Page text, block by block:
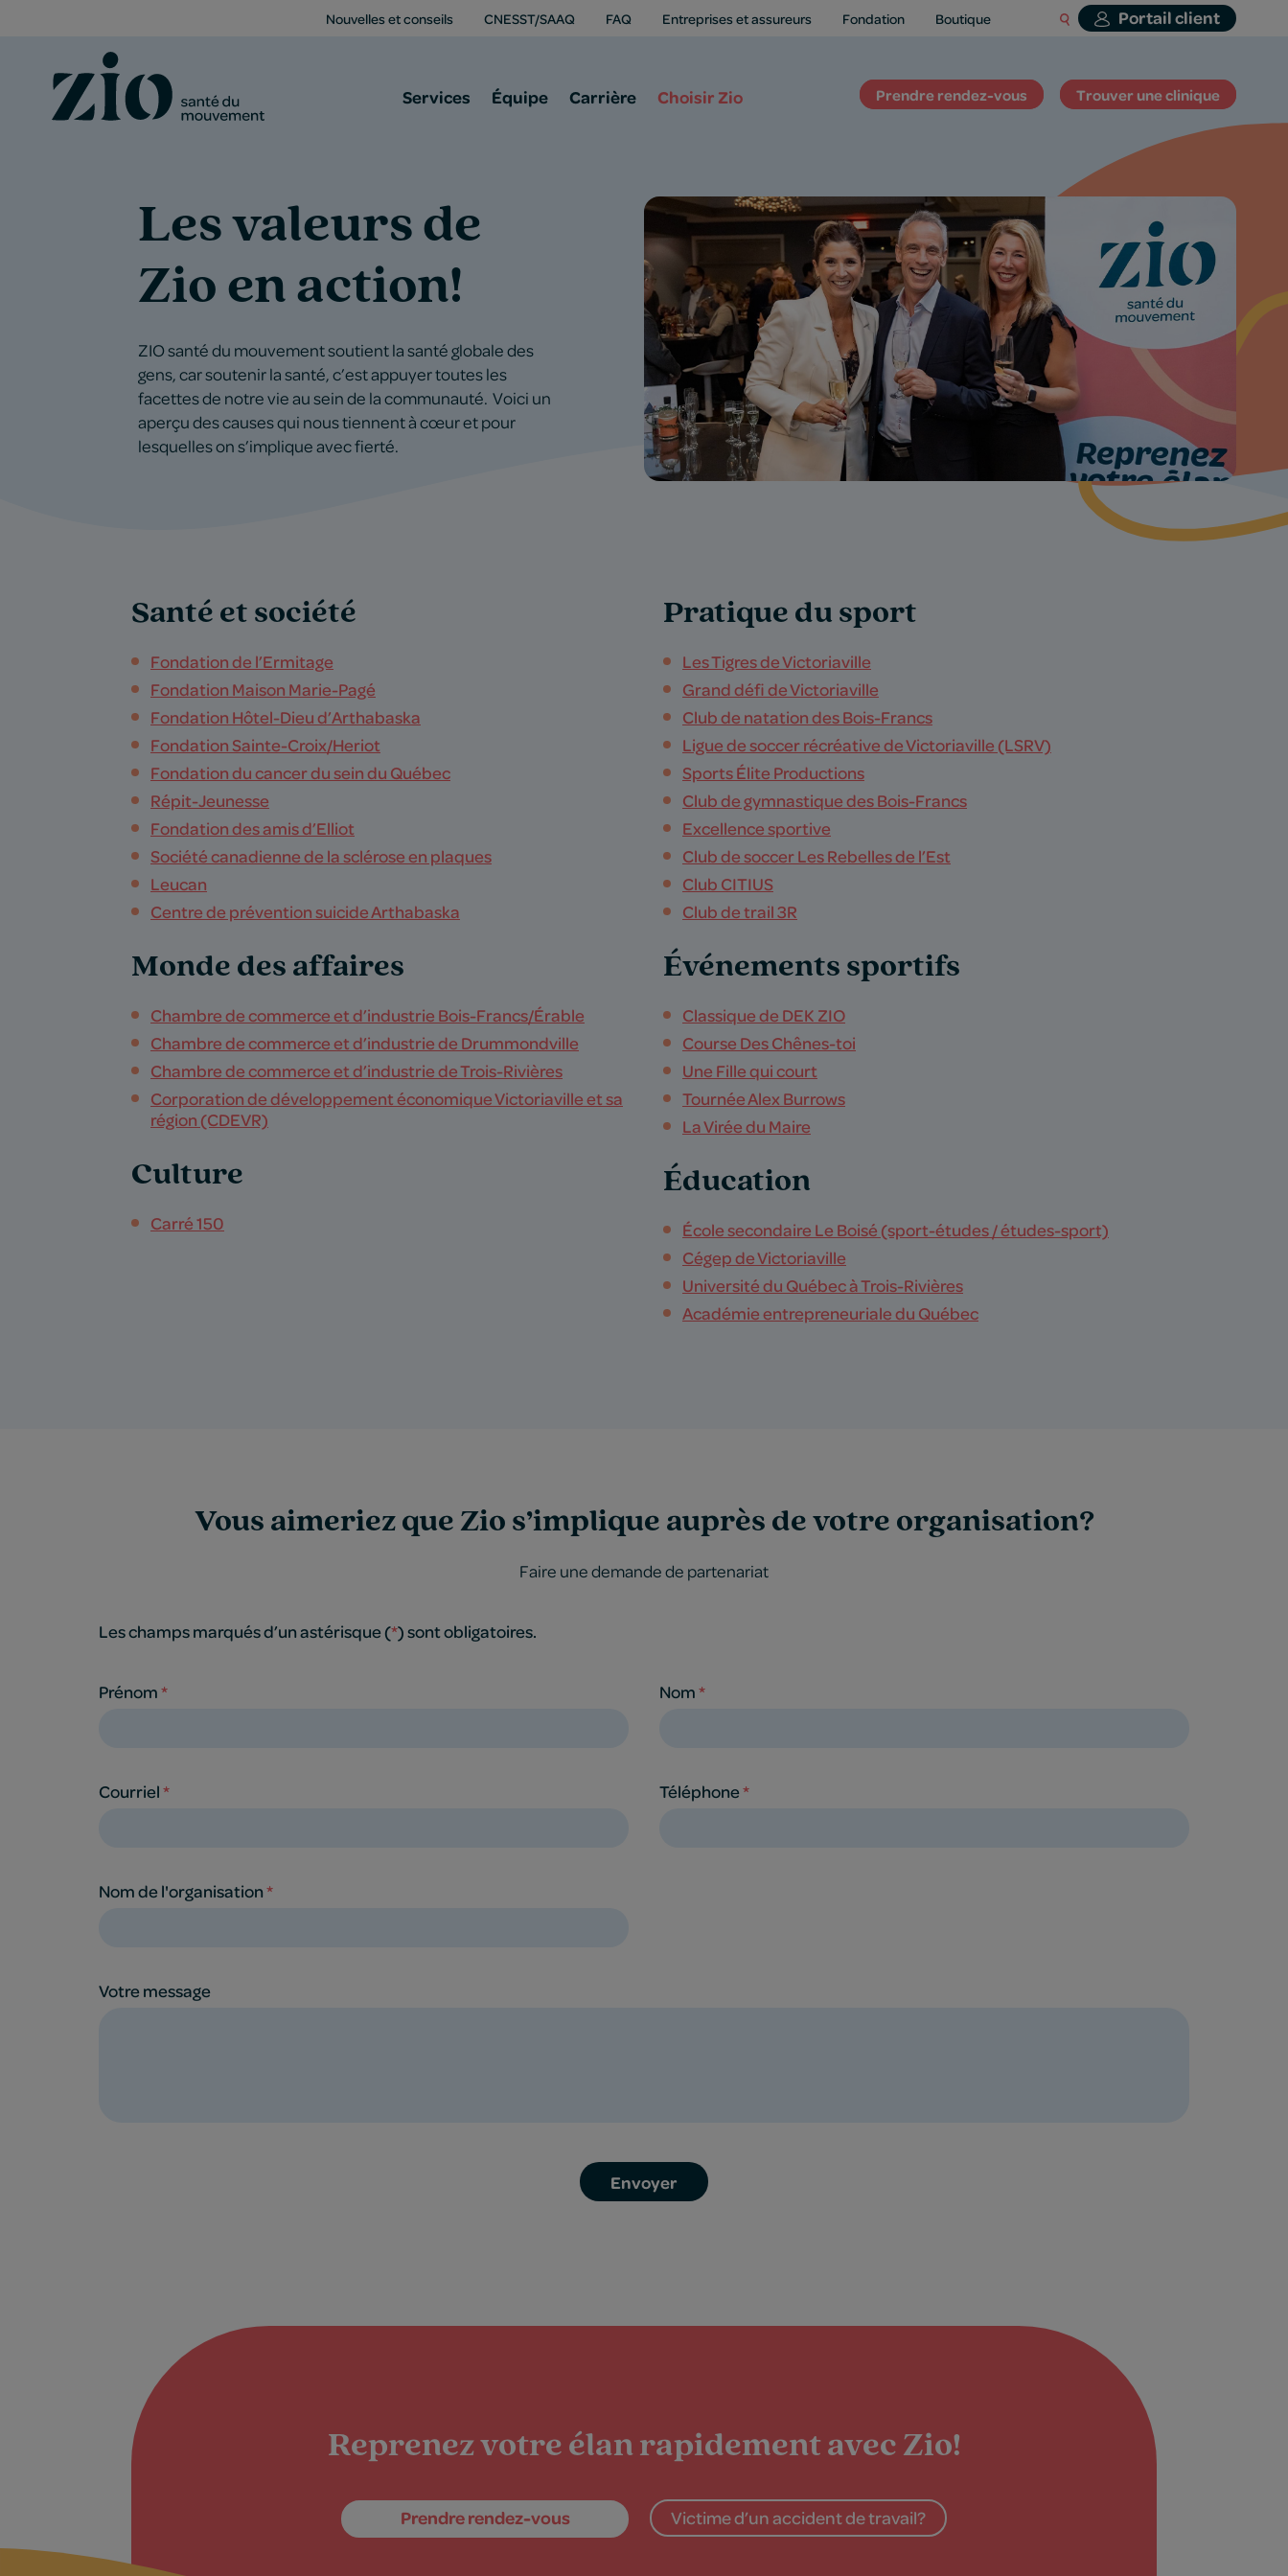
Nouvelles et conseils CNESST/SAAQ FAQ Entreprises et assureurs Fondation Boutique Portail client
Services Équipe Carrière Choisir Zio Prendre rendez-vous Trouver une clinique
Les valeurs de
Zio en action!
ZIO santé du mouvement soutient la santé globale des
gens, car soutenir la santé, c’est appuyer toutes les
facettes de notre vie au sein de la communauté. Voici un
aperçu des causes qui nous tiennent à cœur et pour
lesquelles on s’implique avec fierté.
Santé et société
Fondation de l’Ermitage
Fondation Maison Marie-Pagé
Fondation Hôtel-Dieu d’Arthabaska
Fondation Sainte-Croix/Heriot
Fondation du cancer du sein du Québec
Répit-Jeunesse
Fondation des amis d’Elliot
Société canadienne de la sclérose en plaques
Leucan
Centre de prévention suicide Arthabaska
Monde des affaires
Chambre de commerce et d’industrie Bois-Francs/Érable
Chambre de commerce et d’industrie de Drummondville
Chambre de commerce et d’industrie de Trois-Rivières
Corporation de développement économique Victoriaville et sa
région (CDEVR)
Culture
Carré 150
Pratique du sport
Les Tigres de Victoriaville
Grand défi de Victoriaville
Club de natation des Bois-Francs
Ligue de soccer récréative de Victoriaville (LSRV)
Sports Élite Productions
Club de gymnastique des Bois-Francs
Excellence sportive
Club de soccer Les Rebelles de l’Est
Club CITIUS
Club de trail 3R
Événements sportifs
Classique de DEK ZIO
Course Des Chênes-toi
Une Fille qui court
Tournée Alex Burrows
La Virée du Maire
Éducation
École secondaire Le Boisé (sport-études / études-sport)
Cégep de Victoriaville
Université du Québec à Trois-Rivières
Académie entrepreneuriale du Québec
Vous aimeriez que Zio s’implique auprès de votre organisation?
Faire une demande de partenariat
Les champs marqués d’un astérisque (*) sont obligatoires.
Prénom* Nom*
Courriel* Téléphone*
Nom de l'organisation*
Votre message
Reprenez votre élan rapidement avec Zio!
Prendre rendez-vous Victime d’un accident de travail?